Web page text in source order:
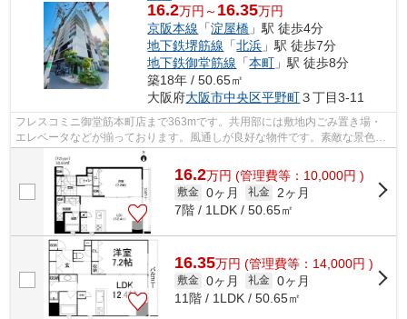
16.2万円～ 16.35万円
京阪本線 「淀屋橋 」駅 徒歩4分
地下鉄堺筋線 「北浜 」駅 徒歩7分
地下鉄御堂筋線 「本町 」駅 徒歩8分
築18年 / 50.65㎡
大阪府大阪市中央区平野町３丁目3-11
フレスコミニ御堂筋本町店まで363mです。共用部には敷地内ごみ置き場・
エレベータなどが揃っております。風通しが良好な物件です。素敵な景色が
堪能できる、地上15階建ての物件。場所...
16.2万円 (管理費等：10,000円 )
敷金 0ヶ月 礼金
2ヶ月
7階 / 1LDK / 50.65㎡
16.35万円 (管理費等：14,000円 )
敷金 0ヶ月 礼金 0ヶ月
11階 / 1LDK / 50.65㎡